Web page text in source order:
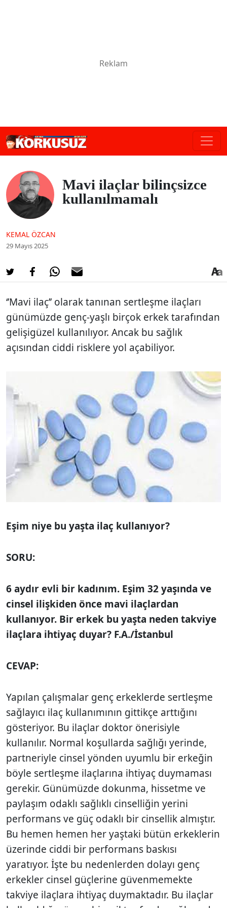
Mavi ilaçlar bilinçsizce
kullanılmamalı
KEMAL ÖZCAN
29 Mayıs 2025
‘’Mavi ilaç’’ olarak tanınan sertleşme ilaçları
günümüzde genç-yaşlı birçok erkek tarafından
gelişigüzel kullanılıyor. Ancak bu sağlık
açısından ciddi risklere yol açabiliyor.
Eşim niye bu yaşta ilaç kullanıyor?
SORU:
6 aydır evli bir kadınım. Eşim 32 yaşında ve
cinsel ilişkiden önce mavi ilaçlardan
kullanıyor. Bir erkek bu yaşta neden takviye
ilaçlara ihtiyaç duyar? F.A./İstanbul
CEVAP:
Yapılan çalışmalar genç erkeklerde sertleşme
sağlayıcı ilaç kullanımının gittikçe arttığını
gösteriyor. Bu ilaçlar doktor önerisiyle
kullanılır. Normal koşullarda sağlığı yerinde,
partneriyle cinsel yönden uyumlu bir erkeğin
böyle sertleşme ilaçlarına ihtiyaç duymaması
gerekir. Günümüzde dokunma, hissetme ve
paylaşım odaklı sağlıklı cinselliğin yerini
performans ve güç odaklı bir cinsellik almıştır.
Bu hemen hemen her yaştaki bütün erkeklerin
üzerinde ciddi bir performans baskısı
yaratıyor. İşte bu nedenlerden dolayı genç
erkekler cinsel güçlerine güvenmemekte
takviye ilaçlara ihtiyaç duymaktadır. Bu ilaçlar